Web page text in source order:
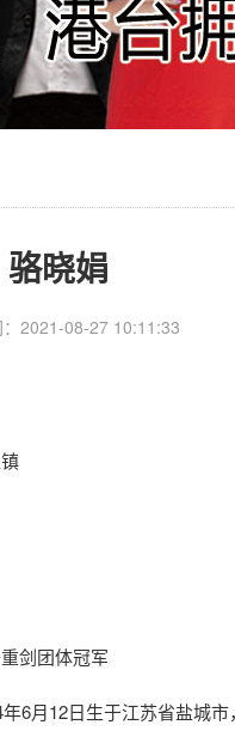
骆晓娟
：2021-08-27 10:11:33
剑团体冠军
6月12日生于江苏省盐城